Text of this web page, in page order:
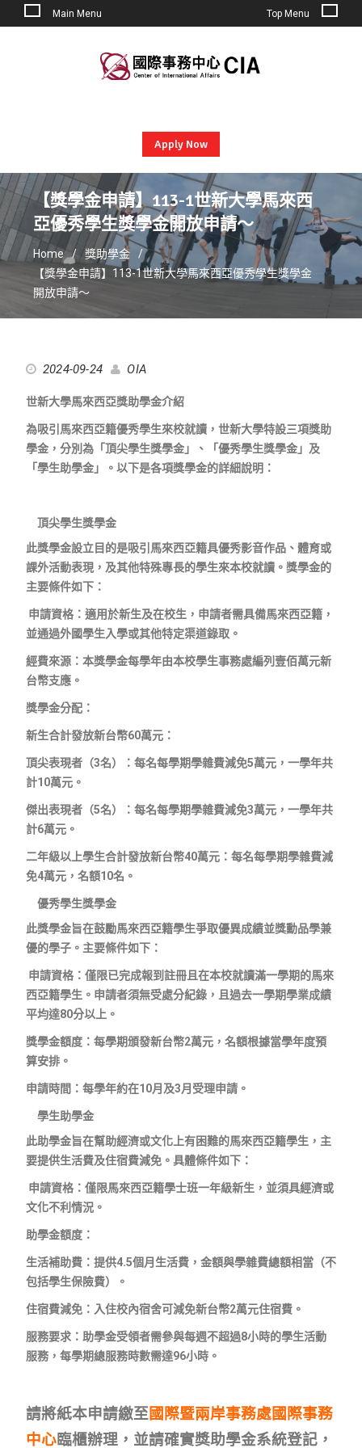
Main Menu Top Menu
Apply Now
【獎學金申請】113-1世新大學馬來西
亞優秀學生獎學金開放申請～
Home
獎助學金
【獎學金申請】113-1世新大學馬來西亞優秀學生獎學金
開放申請～
2024-09-24 OIA
世新大學馬來西亞獎助學金介紹
為吸引馬來西亞籍優秀學生來校就讀，世新大學特設三項獎助
學金，分別為「頂尖學生獎學金」、「優秀學生獎學金」及
「學生助學金」。以下是各項獎學金的詳細說明：
頂尖學生獎學金
此獎學金設立目的是吸引馬來西亞籍具優秀影音作品、體育或
課外活動表現，及其他特殊專長的學生來本校就讀。獎學金的
主要條件如下：
申請資格：適用於新生及在校生，申請者需具備馬來西亞籍，
並通過外國學生入學或其他特定渠道錄取。
經費來源：本獎學金每學年由本校學生事務處編列壹佰萬元新
台幣支應。
獎學金分配：
新生合計發放新台幣60萬元：
頂尖表現者（3名）：每名每學期學雜費減免5萬元，一學年共
計10萬元。
傑出表現者（5名）：每名每學期學雜費減免3萬元，一學年共
計6萬元。
二年級以上學生合計發放新台幣40萬元：每名每學期學雜費減
免4萬元，名額10名。
優秀學生獎學金
此獎學金旨在鼓勵馬來西亞籍學生爭取優異成績並獎勳品學兼
優的學子。主要條件如下：
申請資格：僅限已完成報到註冊且在本校就讀滿一學期的馬來
西亞籍學生。申請者須無受處分紀錄，且過去一學期學業成績
平均達80分以上。
獎學金額度：每學期頒發新台幣2萬元，名額根據當學年度預
算安排。
申請時間：每學年約在10月及3月受理申請。
學生助學金
此助學金旨在幫助經濟或文化上有困難的馬來西亞籍學生，主
要提供生活費及住宿費減免。具體條件如下：
申請資格：僅限馬來西亞籍學士班一年級新生，並須具經濟或
文化不利情況。
助學金額度：
生活補助費：提供4.5個月生活費，金額與學雜費總額相當（不
包括學生保險費）。
住宿費減免：入住校內宿舍可減免新台幣2萬元住宿費。
服務要求：助學金受領者需參與每週不超過8小時的學生活動
服務，每學期總服務時數需達96小時。
請將紙本申請繳至國際暨兩岸事務處國際事務
中心臨櫃辦理，並請確實獎助學金系統登記，